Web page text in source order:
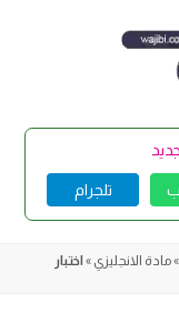
تلجرام
»مادة الانجليزي » اختبار